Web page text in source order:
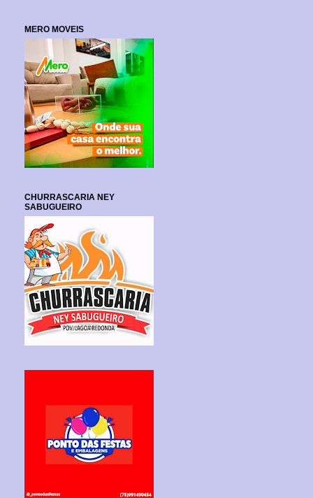
MERO MOVEIS
CHURRASCARIA NEY
SABUGUEIRO